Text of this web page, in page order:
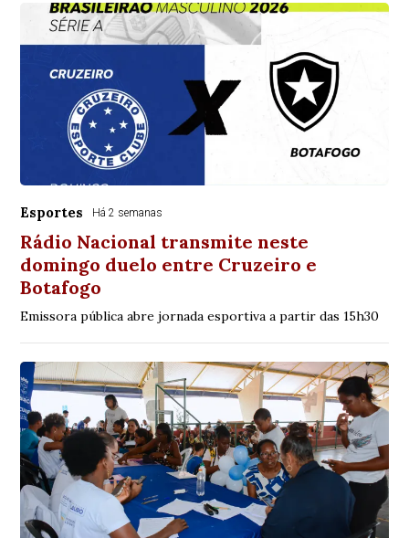
Esportes Há 2 semanas
Rádio Nacional transmite neste
domingo duelo entre Cruzeiro e
Botafogo
Emissora pública abre jornada esportiva a partir das 15h30